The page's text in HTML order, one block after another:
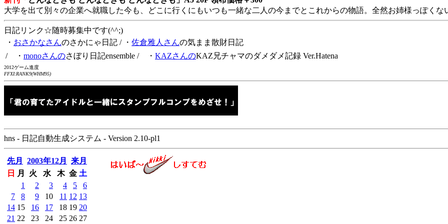
大学を出て別々の企業へ就職した今も、どこに行くにもいつも一緒な二人の今までとこれからの物語。全然お姉様っぽくな
日記リンク☆随時募集中です(^^;)
・ おさかなさんのさかにゃ日記 / ・ 佐倉雅人さんの気まま散財日記
/ ・ monoさんのさぼり日記ensemble / ・ KAZさんのKAZ兄チャマのダメダメ記録 Ver.Hatena
2012ゲーム進度
FFXI:RANK9(WHM95)
hns - 日記自動生成システム - Version 2.10-pl1
先月 2003年12月
来月
日
月 火 水 木 金 土
1
2 3 4 5
6
7
8 9 10 11 12 13
14 15 16 17 18 19 20
21 22 23 24 25 26 27